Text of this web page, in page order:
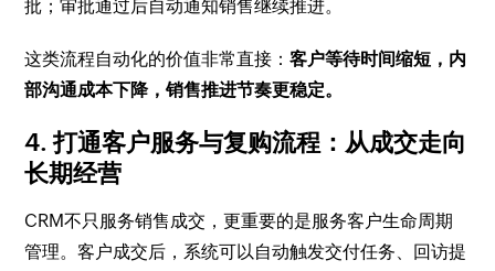
批；审批通过后自动通知销售继续推进。
这类流程自动化的价值非常直接：客户等待时间缩短，内
部沟通成本下降，销售推进节奏更稳定。
4. 打通客户服务与复购流程：从成交走向
长期经营
CRM不只服务销售成交，更重要的是服务客户生命周期
管理。客户成交后，系统可以自动触发交付任务、回访提